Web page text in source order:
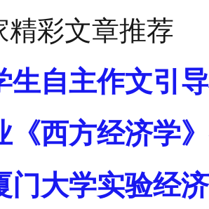
精彩文章推荐
生自主作文引
《西方经济学
门大学实验经济